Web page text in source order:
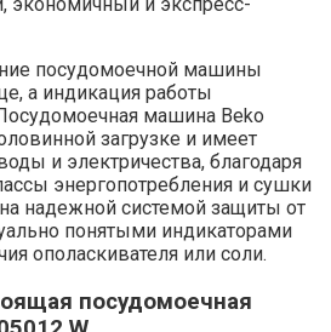
посудомоечной машины
а индикация работы
машина Beko
загрузке и имеет
и электричества, благодаря
энергопотребления и сушки
надежной системой защиты от
понятыми индикаторами
ополаскивателя или соли.
посудомоечная